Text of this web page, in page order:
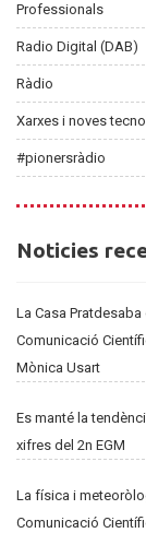
Professionals
Radio Digital (DAB)
Ràdio
Xarxes i noves
#pionersràdio
Noticies
Noticies
La Casa
Comunicació
Mònica Usart
Es manté la
xifres del 2n EGM
La física i
Comunicació